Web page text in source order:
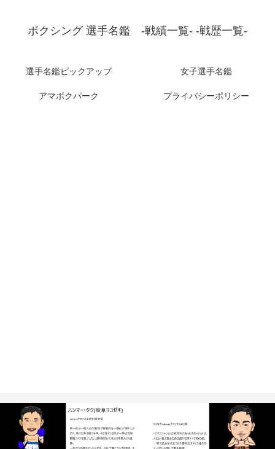
ボクシング 選手名鑑 -戦績一覧- -戦歴一覧-
選手名鑑ピックアップ 女子選手名鑑
アマボクパーク プライバシーポリシー